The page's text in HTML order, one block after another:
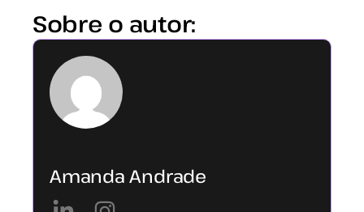
Sobre o autor:
Amanda Andrade